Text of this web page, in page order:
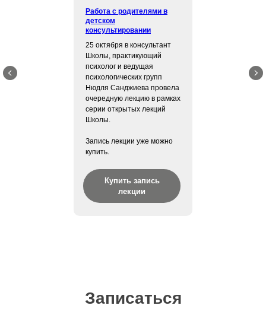
Работа с родителями в
детском
консультировании
25 октября в консультант
Школы, практикующий
психолог и ведущая
психологических групп
Нюдля Санджиева провела
очередную лекцию в рамках
серии открытых лекций
Школы.
Запись лекции уже можно
купить.
Купить запись
лекции
Записаться